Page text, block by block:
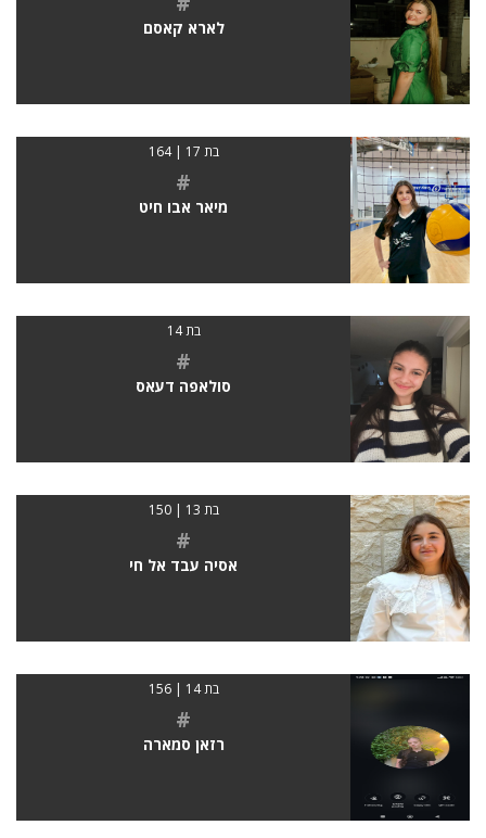
לארא קאסם
בת 17 | 164
#
מיאר אבו חיט
בת 14
#
סולאפה דעאס
בת 13 | 150
#
אסיה עבד אל חי
בת 14 | 156
#
רזאן סמארה